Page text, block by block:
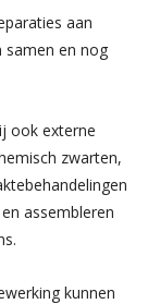
aan
samen en nog
ook externe
zwarten,
assembleren
kunnen